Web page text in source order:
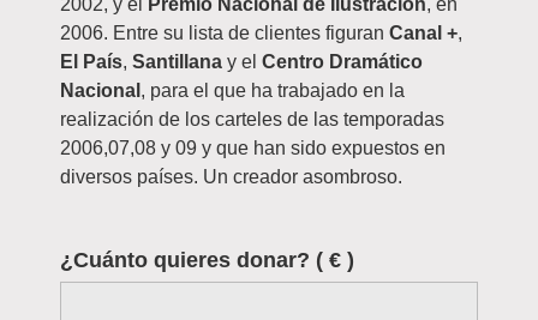
2002, y el
Premio Nacional de Ilustración, en
2006. Entre su lista de clientes figuran Canal +,
El País, Santillana y el Centro Dramático
Nacional , para el que ha trabajado en la
realización de los carteles de las temporadas
2006,07,08 y 09 y que han sido expuestos en
diversos países. Un creador asombroso.
¿Cuánto quieres donar? ( € )